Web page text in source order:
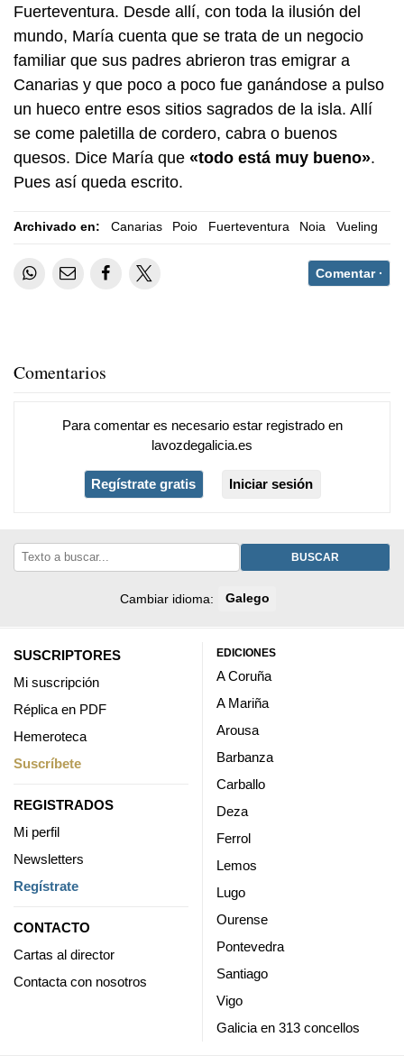
Fuerteventura. Desde allí, con toda la ilusión del
mundo, María cuenta que se trata de un negocio
familiar que sus padres abrieron tras emigrar a
Canarias y que poco a poco fue ganándose a pulso
un hueco entre esos sitios sagrados de la isla. Allí
se come paletilla de cordero, cabra o buenos
quesos. Dice María que «todo está muy bueno».
Pues así queda escrito.
Archivado en: Canarias Poio Fuerteventura Noia Vueling
Comentar ·
Comentarios
Para comentar es necesario estar registradoen
lavozdegalicia.es
Regístrate gratis Iniciar sesión
BUSCAR
Cambiar idioma: Galego
SUSCRIPTORES
Mi suscripción
Réplica en PDF
Hemeroteca
Suscríbete
REGISTRADOS
Mi perfil
Newsletters
Regístrate
CONTACTO
Cartas al director
Contacta con nosotros
EDICIONES
A Coruña
A Mariña
Arousa
Barbanza
Carballo
Deza
Ferrol
Lemos
Lugo
Ourense
Pontevedra
Santiago
Vigo
Galicia en 313 concellos